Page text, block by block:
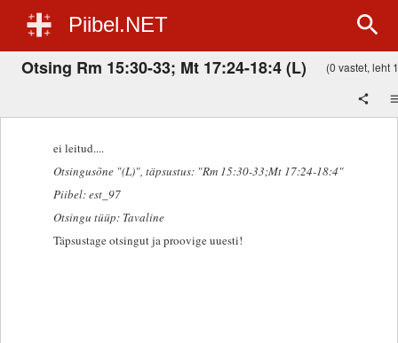
Piibel.NET
Otsing Rm 15:30-33; Mt 17:24-18:4 (L) (0 vastet, leht
ei leitud....
Otsingusõne "(L)" , täpsustus: "Rm 15:30-33;Mt 17:24-18:4"
Piibel: est_97
Otsingu tüüp: Tavaline
Täpsustage otsingut ja proovige uuesti!